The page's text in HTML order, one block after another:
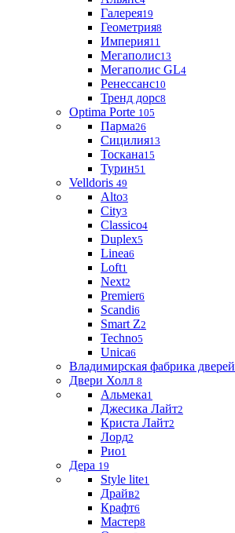
Галерея19
Геометрия8
Империя11
Мегаполис13
Мегаполис GL4
Ренессанс10
Тренд дорс8
Optima Porte 105
Парма26
Сицилия13
Тоскана15
Турин51
Velldoris 49
Alto3
City3
Classico4
Duplex5
Linea6
Loft1
Next2
Premier6
Scandi6
Smart Z2
Techno5
Unica6
Владимирская фабрика дверей
Двери Холл 8
Альмека1
Джесика Лайт2
Криста Лайт2
Лорд2
Рио1
Дера 19
Style lite1
Драйв2
Крафт6
Мастер8